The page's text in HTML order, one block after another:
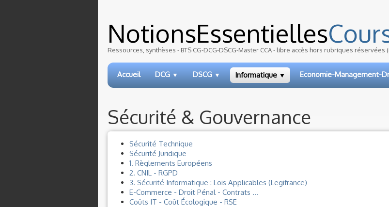
NotionsEssentielles
Ressources, synthèses - BTS CG-DCG-DSCG-Master CCA - libre accès hors rubriques réservées
Accueil DCG ▼ DSCG ▼ Informatique ▼ Economie-Management-
Sécurité & Gouvernance
Sécurité Technique
Sécurité Juridique
1. Règlements Européens
2. CNIL - RGPD
3. Sécurité Informatique : Lois Applicables (Legifrance)
E-Commerce - Droit Pénal - Contrats ...
Coûts IT - Coût Écologique - RSE